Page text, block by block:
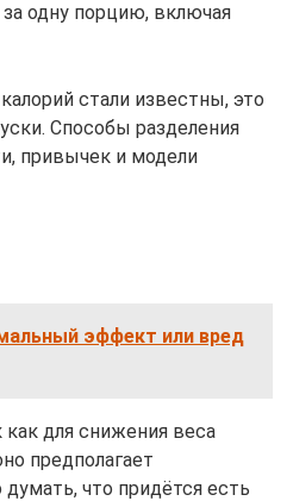
одну порцию, включая
стали известны, это
Способы разделения
привычек и модели
эффект или вред
для снижения веса
предполагает
что придётся есть